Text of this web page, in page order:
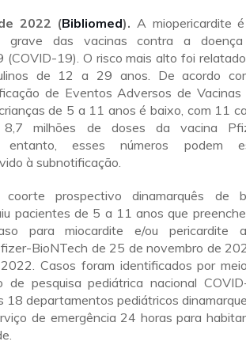
2022 (Bibliomed).A miopericardite
grave das vacinas contra a
(COVID-19). O risco mais alto foi
de 12 a 29 anos. De acordo
de Eventos Adversos de Vacinas
de 5 a 11 anos é baixo, com 11
8,7 milhões de doses da vacina
entanto, esses números podem
à subnotificação.
prospectivo dinamarquês de
pacientes de 5 a 11 anos que
para miocardite e/ou pericardite
BioNTech de 25 de novembro de
Casos foram identificados por
de pesquisa pediátrica nacional
18 departamentos pediátricos
de emergência 24 horas para